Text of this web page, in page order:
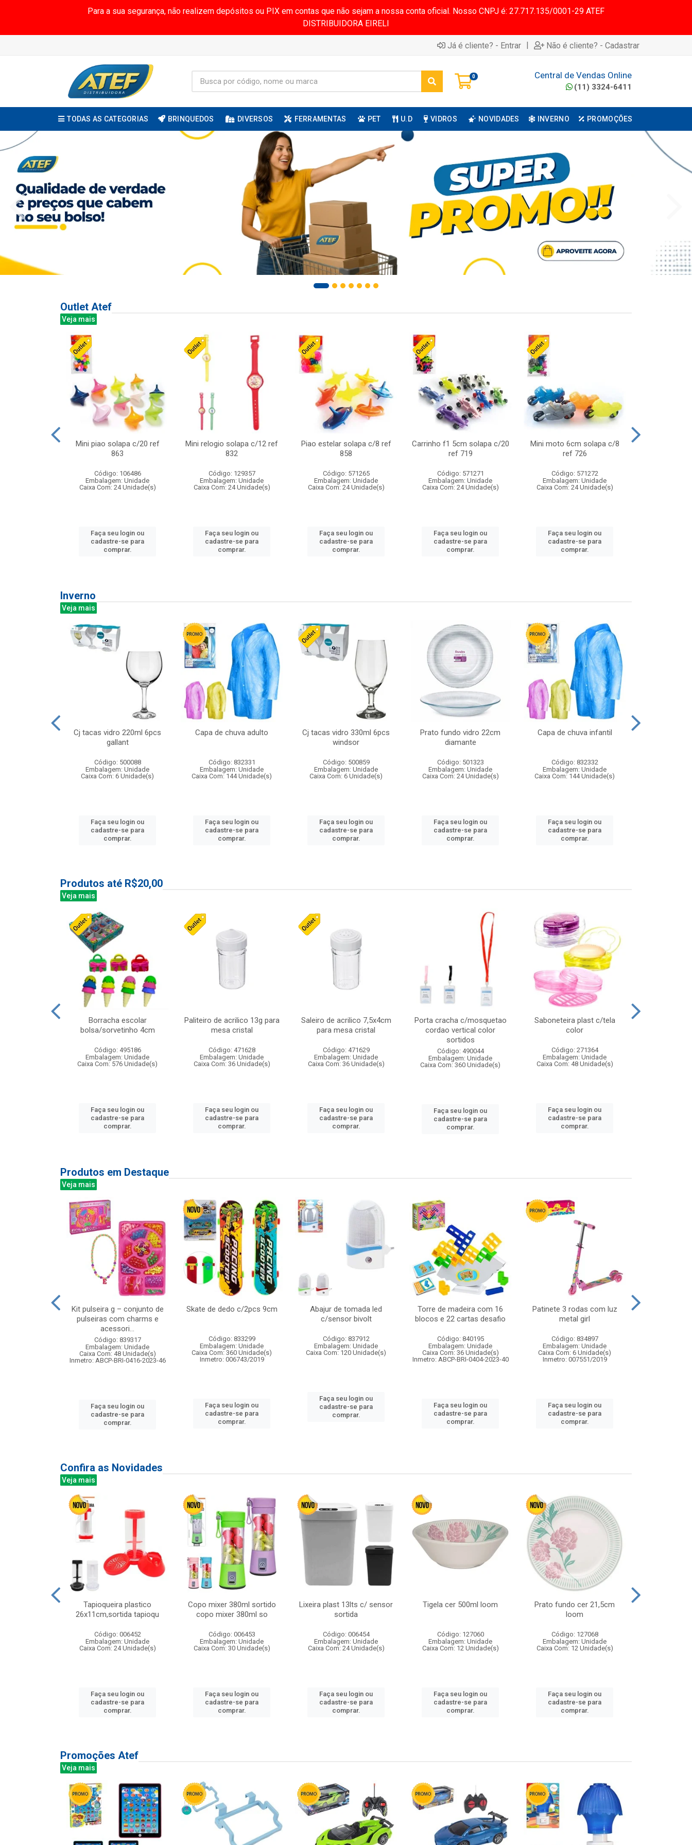
Para a sua segurança, não realizem depósitos ou PIX em contas que não sejam a nossa conta oficial. Nosso CNPJ é: 27.717.135/0001-29 ATEF
DISTRIBUIDORA EIRELI
Já é cliente? - Entrar | Não é cliente? - Cadastrar
0 Central de Vendas Online
(11) 3324-6411
TODAS AS CATEGORIAS BRINQUEDOS DIVERSOS FERRAMENTAS PET U.D VIDROS NOVIDADES INVERNO PROMOÇÕES
Outlet Atef
Veja mais
Mini piao solapa c/20 ref
863
Código: 106486
Embalagem: Unidade
Caixa Com: 24 Unidade(s)
Faça seu login ou
cadastre-se para
comprar.
Mini relogio solapa c/12 ref
832
Código: 129357
Embalagem: Unidade
Caixa Com: 24 Unidade(s)
Faça seu login ou
cadastre-se para
comprar.
Piao estelar solapa c/8 ref
858
Código: 571265
Embalagem: Unidade
Caixa Com: 24 Unidade(s)
Faça seu login ou
cadastre-se para
comprar.
Carrinho f1 5cm solapa c/20
ref 719
Código: 571271
Embalagem: Unidade
Caixa Com: 24 Unidade(s)
Faça seu login ou
cadastre-se para
comprar.
Mini moto 6cm solapa c/8
ref 726
Código: 571272
Embalagem: Unidade
Caixa Com: 24 Unidade(s)
Faça seu login ou
cadastre-se para
comprar.
Inverno
Veja mais
Cj tacas vidro 220ml 6pcs
gallant
Código: 500088
Embalagem: Unidade
Caixa Com: 6 Unidade(s)
Faça seu login ou
cadastre-se para
comprar.
Capa de chuva adulto
Código: 832331
Embalagem: Unidade
Caixa Com: 144 Unidade(s)
Faça seu login ou
cadastre-se para
comprar.
Cj tacas vidro 330ml 6pcs
windsor
Código: 500859
Embalagem: Unidade
Caixa Com: 6 Unidade(s)
Faça seu login ou
cadastre-se para
comprar.
Prato fundo vidro 22cm
diamante
Código: 501323
Embalagem: Unidade
Caixa Com: 24 Unidade(s)
Faça seu login ou
cadastre-se para
comprar.
Capa de chuva infantil
Código: 832332
Embalagem: Unidade
Caixa Com: 144 Unidade(s)
Faça seu login ou
cadastre-se para
comprar.
Produtos até R$20,00
Veja mais
Borracha escolar
bolsa/sorvetinho 4cm
Código: 495186
Embalagem: Unidade
Caixa Com: 576 Unidade(s)
Faça seu login ou
cadastre-se para
comprar.
Paliteiro de acrilico 13g para
mesa cristal
Código: 471628
Embalagem: Unidade
Caixa Com: 36 Unidade(s)
Faça seu login ou
cadastre-se para
comprar.
Saleiro de acrilico 7,5x4cm
para mesa cristal
Código: 471629
Embalagem: Unidade
Caixa Com: 36 Unidade(s)
Faça seu login ou
cadastre-se para
comprar.
Porta cracha c/mosquetao
cordao vertical color
sortidos
Código: 490044
Embalagem: Unidade
Caixa Com: 360 Unidade(s)
Faça seu login ou
cadastre-se para
comprar.
Saboneteira plast c/tela
color
Código: 271364
Embalagem: Unidade
Caixa Com: 48 Unidade(s)
Faça seu login ou
cadastre-se para
comprar.
Produtos em Destaque
Veja mais
Kit pulseira g – conjunto de
pulseiras com charms e
acessori...
Código: 839317
Embalagem: Unidade
Caixa Com: 48 Unidade(s)
Inmetro: ABCP-BRI-0416-2023-46
Faça seu login ou
cadastre-se para
comprar.
Skate de dedo c/2pcs 9cm
Código: 833299
Embalagem: Unidade
Caixa Com: 360 Unidade(s)
Inmetro: 006743/2019
Faça seu login ou
cadastre-se para
comprar.
Abajur de tomada led
c/sensor bivolt
Código: 837912
Embalagem: Unidade
Caixa Com: 120 Unidade(s)
Faça seu login ou
cadastre-se para
comprar.
Torre de madeira com 16
blocos e 22 cartas desafio
Código: 840195
Embalagem: Unidade
Caixa Com: 36 Unidade(s)
Inmetro: ABCP-BRI-0404-2023-40
Faça seu login ou
cadastre-se para
comprar.
Patinete 3 rodas com luz
metal girl
Código: 834897
Embalagem: Unidade
Caixa Com: 6 Unidade(s)
Inmetro: 007551/2019
Faça seu login ou
cadastre-se para
comprar.
Confira as Novidades
Veja mais
Tapioqueira plastico
26x11cm,sortida tapioqu
Código: 006452
Embalagem: Unidade
Caixa Com: 24 Unidade(s)
Faça seu login ou
cadastre-se para
comprar.
Copo mixer 380ml sortido
copo mixer 380ml so
Código: 006453
Embalagem: Unidade
Caixa Com: 30 Unidade(s)
Faça seu login ou
cadastre-se para
comprar.
Lixeira plast 13lts c/ sensor
sortida
Código: 006454
Embalagem: Unidade
Caixa Com: 24 Unidade(s)
Faça seu login ou
cadastre-se para
comprar.
Tigela cer 500ml loom
Código: 127060
Embalagem: Unidade
Caixa Com: 12 Unidade(s)
Faça seu login ou
cadastre-se para
comprar.
Prato fundo cer 21,5cm
loom
Código: 127068
Embalagem: Unidade
Caixa Com: 12 Unidade(s)
Faça seu login ou
cadastre-se para
comprar.
Promoções Atef
Veja mais